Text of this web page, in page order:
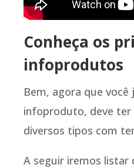
Conheça os
infoprodutos
Bem, agora que você
infoproduto, deve ter
diversos tipos com
A seguir iremos listar